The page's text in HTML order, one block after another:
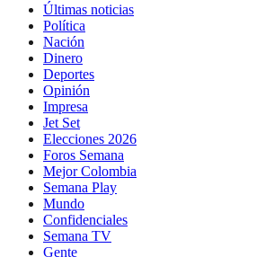
Últimas noticias
Política
Nación
Dinero
Deportes
Opinión
Impresa
Jet Set
Elecciones 2026
Foros Semana
Mejor Colombia
Semana Play
Mundo
Confidenciales
Semana TV
Gente